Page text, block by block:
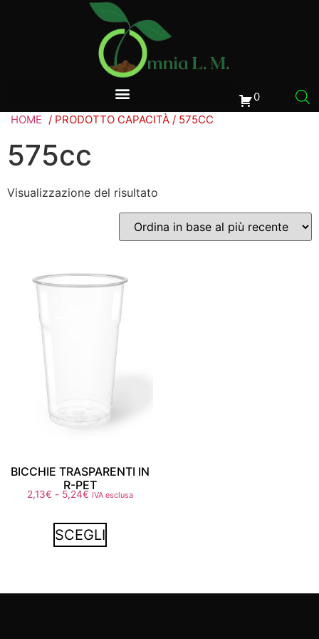
0
HOME / PRODOTTO CAPACITÀ / 575CC
575cc
Visualizzazione del risultato
BICCHIE TRASPARENTI IN
R-PET
2,13€ - 5,24€ IVA esclusa
SCEGLI